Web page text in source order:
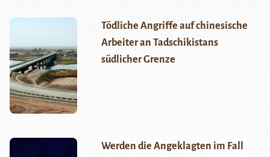
Tödliche Angriffe auf chinesische
Arbeiter an Tadschikistans
südlicher Grenze
Werden die Angeklagten im Fall